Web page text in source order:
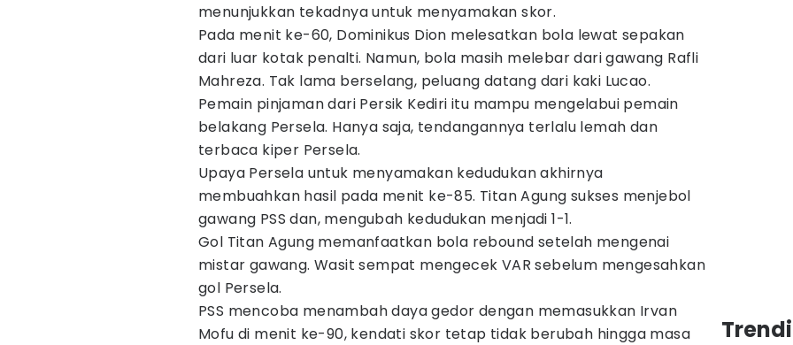
menunjukkan tekadnya untuk menyamakan skor.
Pada menit ke-60, Dominikus Dion melesatkan bola lewat sepakan
dari luar kotak penalti. Namun, bola masih melebar dari gawang Rafli
Mahreza. Tak lama berselang, peluang datang dari kaki Lucao.
Pemain pinjaman dari Persik Kediri itu mampu mengelabui pemain
belakang Persela. Hanya saja, tendangannya terlalu lemah dan
terbaca kiper Persela.
Upaya Persela untuk menyamakan kedudukan akhirnya
membuahkan hasil pada menit ke-85. Titan Agung sukses menjebol
gawang PSS dan, mengubah kedudukan menjadi 1-1.
Gol Titan Agung memanfaatkan bola rebound setelah mengenai
mistar gawang. Wasit sempat mengecek VAR sebelum mengesahkan
gol Persela.
PSS mencoba menambah daya gedor dengan memasukkan Irvan
Mofu di menit ke-90, kendati skor tetap tidak berubah hingga masa